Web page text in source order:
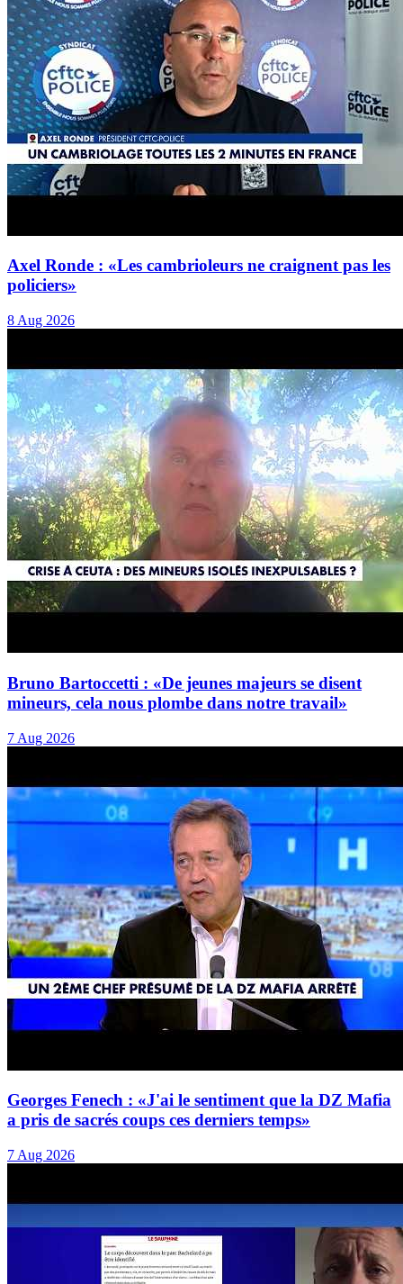
Axel Ronde : «Les cambrioleurs ne craignent pas les
policiers»
8 Aug 2026
Bruno Bartoccetti : «De jeunes majeurs se disent
mineurs, cela nous plombe dans notre travail»
7 Aug 2026
Georges Fenech : «J'ai le sentiment que la DZ Mafia
a pris de sacrés coups ces derniers temps»
7 Aug 2026